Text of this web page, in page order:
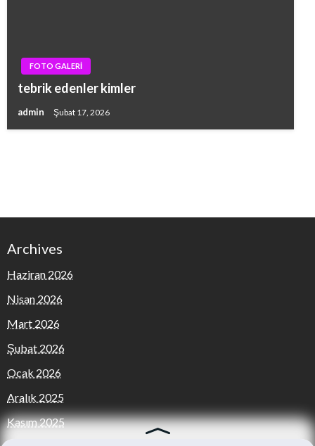
FOTO GALERİ
tebrik edenler kimler
admin Şubat 17, 2026
Archives
Haziran 2026
Nisan 2026
Mart 2026
Şubat 2026
Ocak 2026
Aralık 2025
Kasım 2025